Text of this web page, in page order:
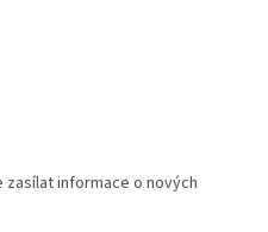
zasílat informace o nových